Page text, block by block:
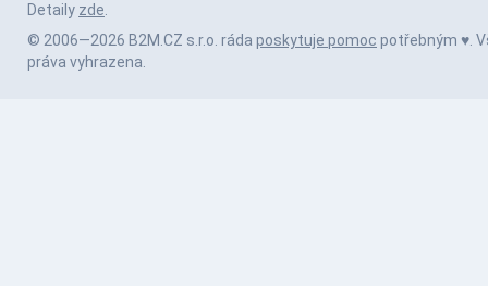
Detaily zde.
© 2006—2026 B2M.CZ s.r.o. ráda poskytuje pomoc potřebným ♥️.
práva vyhrazena.